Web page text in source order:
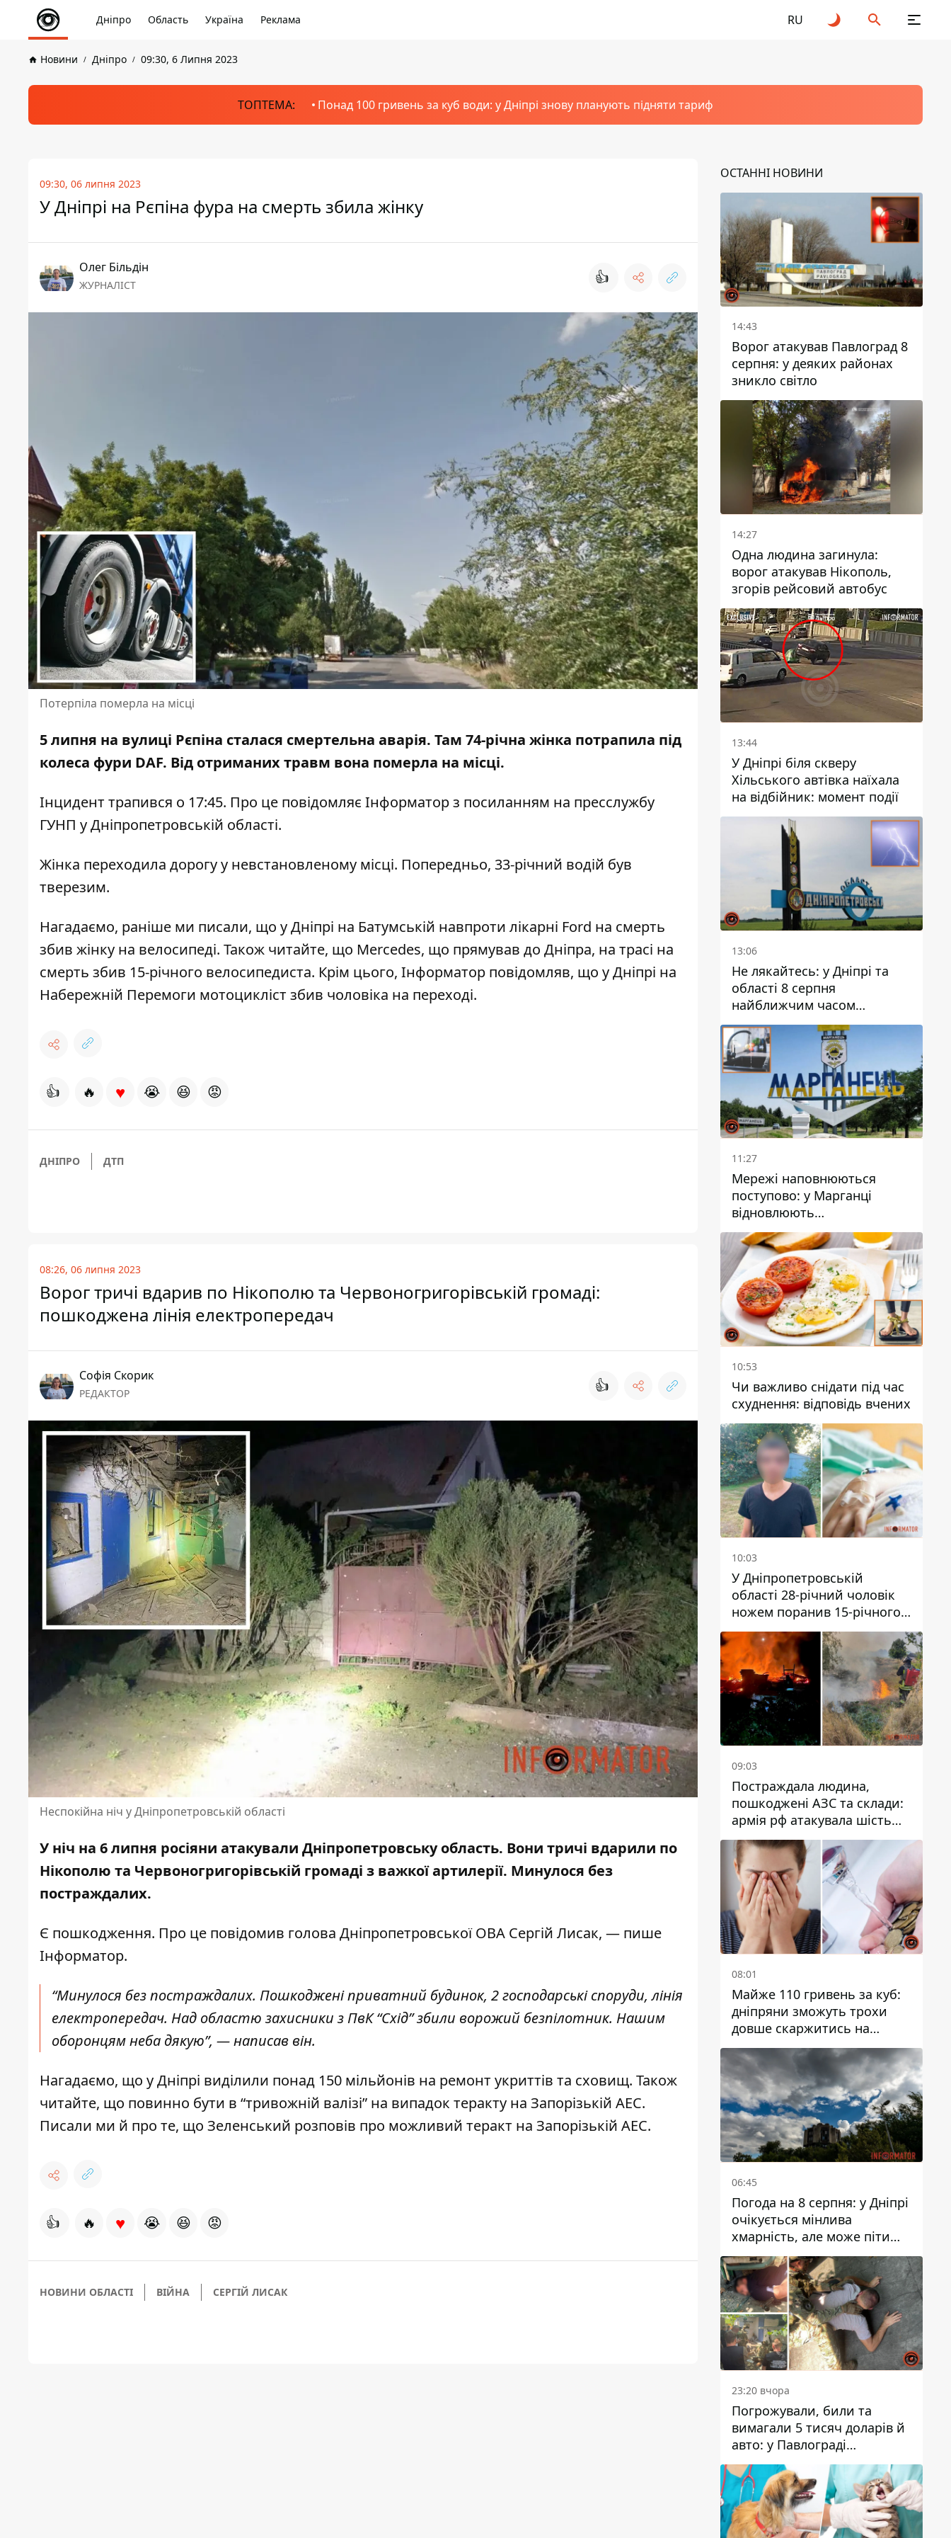
Дніпро Область Україна Реклама RU
Новини Дніпро 09:30, 6 Липня 2023
ТОПТЕМА: Понад 100 гривень за куб води: у Дніпрі знову планують підняти тариф
09:30, 06 липня 2023
У Дніпрі на Рєпіна фура на смерть збила жінку
Олег Більдін
ЖУРНАЛІСТ 👍
Потерпіла померла на місці
5 липня на вулиці Рєпіна сталася смертельна аварія. Там 74-річна жінка потрапила під
колеса фури DAF. Від отриманих травм вона померла на місці.
Інцидент трапився о 17:45. Про це повідомляє Інформатор з посиланням на пресслужбу
ГУНП у Дніпропетровській області.
Жінка переходила дорогу у невстановленому місці. Попередньо, 33-річний водій був
тверезим.
Нагадаємо, раніше ми писали, що у Дніпрі на Батумській навпроти лікарні Ford на смерть
збив жінку на велосипеді. Також читайте, що Mercedes, що прямував до Дніпра, на трасі на
смерть збив 15-річного велосипедиста. Крім цього, Інформатор повідомляв, що у Дніпрі на
Набережній Перемоги мотоцикліст збив чоловіка на переході.
👍 🔥 ♥ 😭 😆 😡
ДНІПРО ДТП
08:26, 06 липня 2023
Ворог тричі вдарив по Нікополю та Червоногригорівській громаді:
пошкоджена лінія електропередач
Софія Скорик
РЕДАКТОР 👍
Неспокійна ніч у Дніпропетровській області
У ніч на 6 липня росіяни атакували Дніпропетровську область. Вони тричі вдарили по
Нікополю та Червоногригорівській громаді з важкої артилерії. Минулося без
постраждалих.
Є пошкодження. Про це повідомив голова Дніпропетровської ОВА Сергій Лисак, — пише
Інформатор.
“Минулося без постраждалих. Пошкоджені приватний будинок, 2 господарські споруди, лінія
електропередач. Над областю захисники з ПвК “Схід” збили ворожий безпілотник. Нашим
оборонцям неба дякую”, — написав він.
Нагадаємо, що у Дніпрі виділили понад 150 мільйонів на ремонт укриттів та сховищ. Також
читайте, що повинно бути в “тривожній валізі” на випадок теракту на Запорізькій АЕС.
Писали ми й про те, що Зеленський розповів про можливий теракт на Запорізькій АЕС.
👍 🔥 ♥ 😭 😆 😡
НОВИНИ ОБЛАСТІ ВІЙНА СЕРГІЙ ЛИСАК
ОСТАННІ НОВИНИ
14:43
Ворог атакував Павлоград 8
серпня: у деяких районах
зникло світло
14:27
Одна людина загинула:
ворог атакував Нікополь,
згорів рейсовий автобус
13:44
У Дніпрі біля скверу
Хільського автівка наїхала
на відбійник: момент події
13:06
Не лякайтесь: у Дніпрі та
області 8 серпня
найближчим часом
очікується гроза
11:27
Мережі наповнюються
поступово: у Марганці
відновлюють
водопостачання
10:53
Чи важливо снідати під час
схуднення: відповідь вчених
10:03
У Дніпропетровській
області 28-річний чоловік
ножем поранив 15-річного
хлопця
09:03
Постраждала людина,
пошкоджені АЗС та склади:
армія рф атакувала шість
районів Дніпропетровської
області
08:01
Майже 110 гривень за куб:
дніпряни зможуть трохи
довше скаржитись на
заплановані тарифи на воду
на 2027 рік
06:45
Погода на 8 серпня: у Дніпрі
очікується мінлива
хмарність, але може піти
дощ
23:20 вчора
Погрожували, били та
вимагали 5 тисяч доларів й
авто: у Павлограді
затримали двох чоловіків